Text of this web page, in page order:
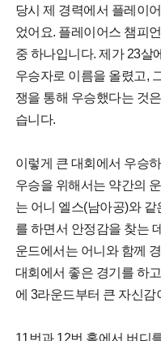
당시 제 경력에서 플레이
었어요. 플레이어스 챔피
중 하나입니다. 제가 23살
우승자로 이름을 올렸고,
쟁을 통해 우승했다는 것
습니다.
이렇게 큰 대회에서 우승
우승을 위해서는 약간의
는 어니 엘스(남아공)와 같
를 하면서 안정감을 찾는
운드에서는 어니와 함께
대회에서 좋은 경기를 하
에 3라운드부터 큰 자신감
11번과 12번 홀에서 버디